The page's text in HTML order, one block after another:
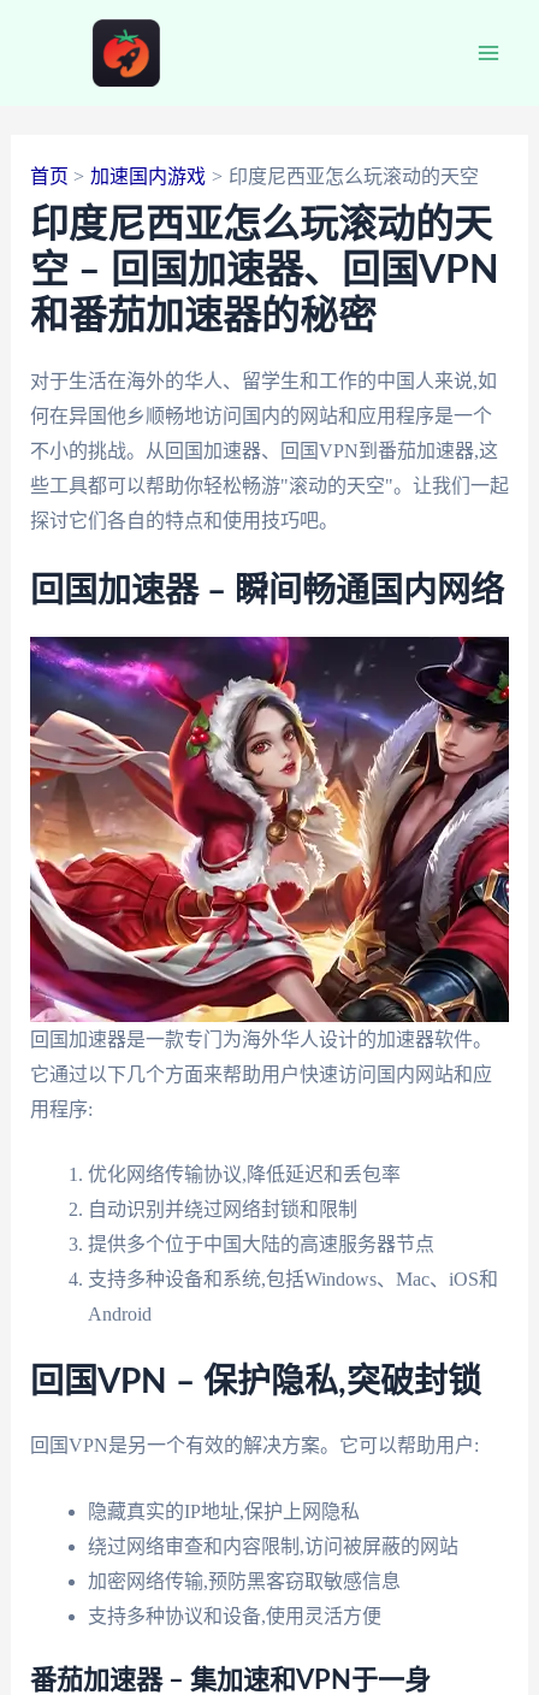
首页 加速国内游戏 印度尼西亚怎么玩滚动的天空
印度尼西亚怎么玩滚动的天
空 – 回国加速器、回国VPN
和番茄加速器的秘密
对于生活在海外的华人、留学生和工作的中国人来说,如
何在异国他乡顺畅地访问国内的网站和应用程序是一个
不小的挑战。从回国加速器、回国VPN到番茄加速器,这
些工具都可以帮助你轻松畅游"滚动的天空"。让我们一起
探讨它们各自的特点和使用技巧吧。
回国加速器 – 瞬间畅通国内网络
回国加速器是一款专门为海外华人设计的加速器软件。
它通过以下几个方面来帮助用户快速访问国内网站和应
用程序:
优化网络传输协议,降低延迟和丢包率
自动识别并绕过网络封锁和限制
提供多个位于中国大陆的高速服务器节点
支持多种设备和系统,包括Windows、Mac、iOS和
Android
回国VPN – 保护隐私,突破封锁
回国VPN是另一个有效的解决方案。它可以帮助用户:
隐藏真实的IP地址,保护上网隐私
绕过网络审查和内容限制,访问被屏蔽的网站
加密网络传输,预防黑客窃取敏感信息
支持多种协议和设备,使用灵活方便
番茄加速器 – 集加速和VPN于一身